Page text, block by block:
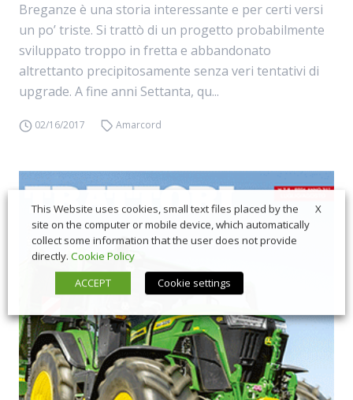
Breganze è una storia interessante e per certi versi
un po’ triste. Si trattò di un progetto probabilmente
sviluppato troppo in fretta e abbandonato
altrettanto precipitosamente senza veri tentativi di
upgrade. A fine anni Settanta, qu...
02/16/2017 Amarcord
X
This Website uses cookies, small text files placed by the
site on the computer or mobile device, which automatically
collect some information that the user does not provide
directly. Cookie Policy
ACCEPT
Cookie settings